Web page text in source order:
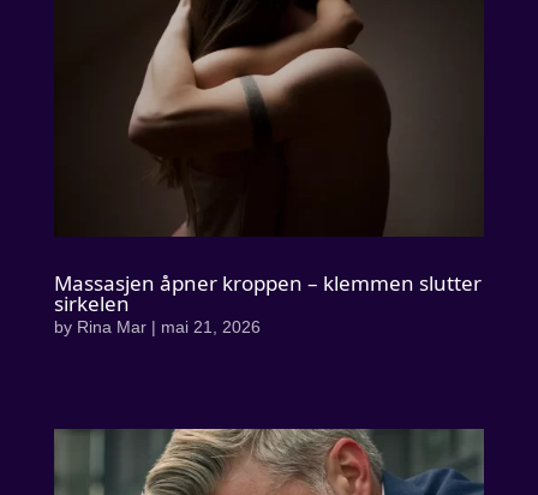
Massasjen åpner kroppen – klemmen slutter
sirkelen
by Rina Mar| mai 21, 2026